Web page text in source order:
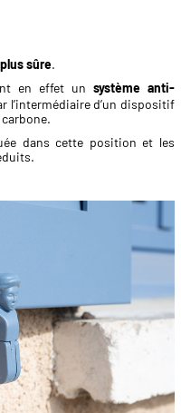
sûre.
en effet un système anti-
l’intermédiaire d’un dispositif
dans cette position et les